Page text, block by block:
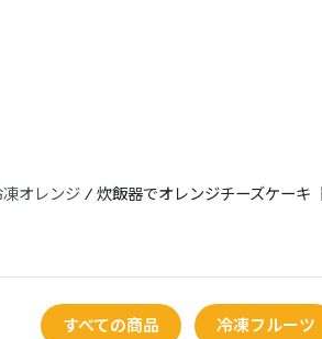
オレンジ ⁄ 炊飯器でオレンジチーズケーキ
すべての商品 冷凍フルーツ